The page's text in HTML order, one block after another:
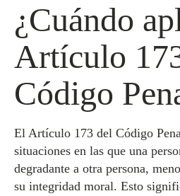
¿Cuándo
Artículo
Código
El Artículo 173 del Código
situaciones en las que una
degradante a otra persona,
su integridad moral. Esto